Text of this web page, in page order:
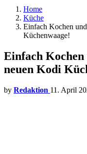
Home
Küche
Einfach Kochen
Küchenwaage!
Einfach
neuen Kodi
by Redaktion 11. April